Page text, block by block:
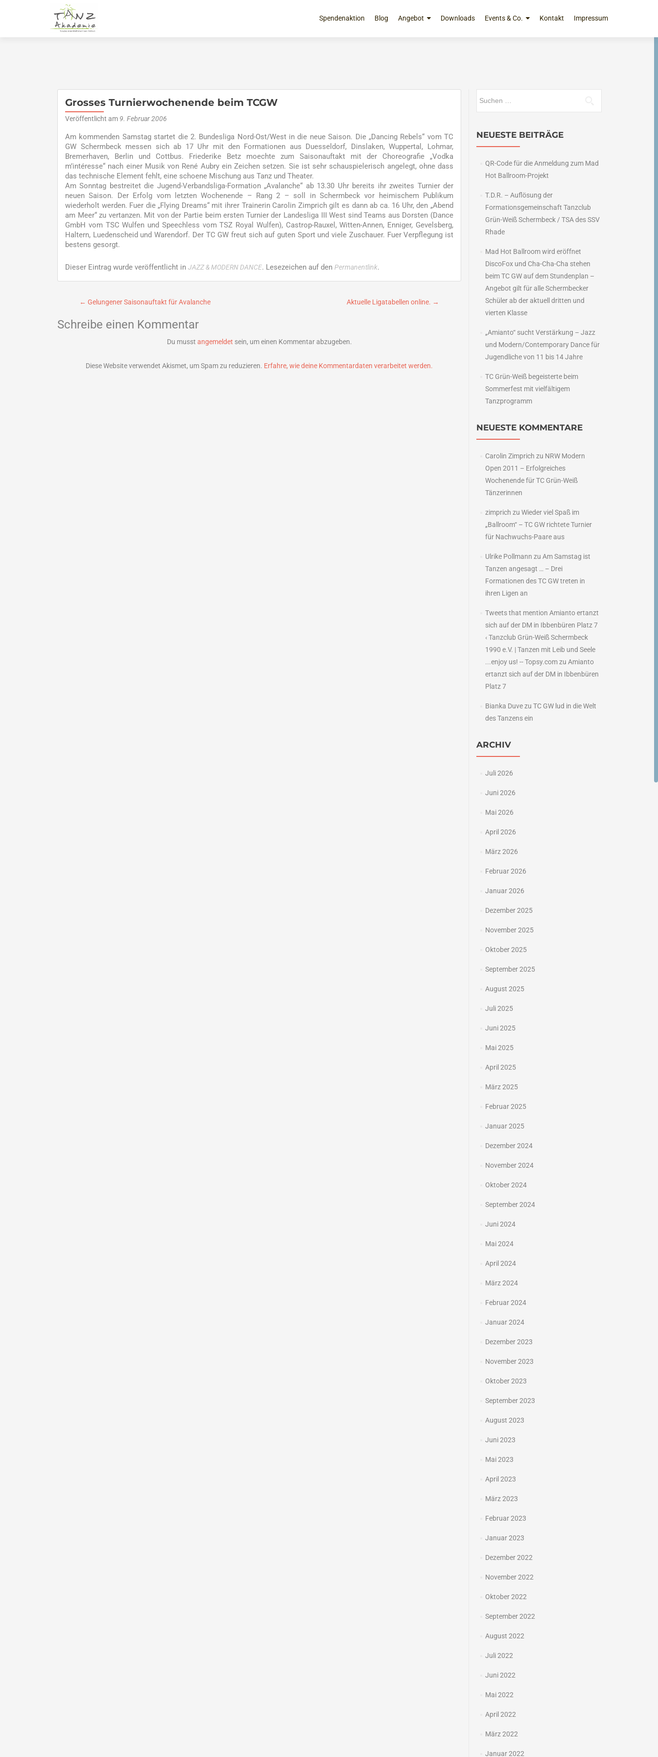
Inhalt
Spendenaktion Blog Angebot Downloads Events & Co. Kontakt Impressum
Grosses Turnierwochenende beim TCGW
Veröffentlicht am 9. Februar 2006
Am kommenden Samstag startet die 2. Bundesliga Nord-Ost/West in die neue Saison. Die „Dancing Rebels“ vom TC
GW Schermbeck messen sich ab 17 Uhr mit den Formationen aus Duesseldorf, Dinslaken, Wuppertal, Lohmar,
Bremerhaven, Berlin und Cottbus. Friederike Betz moechte zum Saisonauftakt mit der Choreografie „Vodka
m’intéresse“ nach einer Musik von René Aubry ein Zeichen setzen. Sie ist sehr schauspielerisch angelegt, ohne dass
das technische Element fehlt, eine schoene Mischung aus Tanz und Theater.
Am Sonntag bestreitet die Jugend-Verbandsliga-Formation „Avalanche“ ab 13.30 Uhr bereits ihr zweites Turnier der
neuen Saison. Der Erfolg vom letzten Wochenende – Rang 2 – soll in Schermbeck vor heimischem Publikum
wiederholt werden. Fuer die „Flying Dreams“ mit ihrer Trainerin Carolin Zimprich gilt es dann ab ca. 16 Uhr, den „Abend
am Meer“ zu vertanzen. Mit von der Partie beim ersten Turnier der Landesliga III West sind Teams aus Dorsten (Dance
GmbH vom TSC Wulfen und Speechless vom TSZ Royal Wulfen), Castrop-Rauxel, Witten-Annen, Enniger, Gevelsberg,
Haltern, Luedenscheid und Warendorf. Der TC GW freut sich auf guten Sport und viele Zuschauer. Fuer Verpflegung ist
bestens gesorgt.
Dieser Eintrag wurde veröffentlicht in JAZZ & MODERN DANCE. Lesezeichen auf den Permanentlink.
Beitragsnavigation
← Gelungener Saisonauftakt für Avalanche Aktuelle Ligatabellen online. →
Schreibe einen Kommentar
Du musst angemeldet sein, um einen Kommentar abzugeben.
Diese Website verwendet Akismet, um Spam zu reduzieren. Erfahre, wie deine Kommentardaten verarbeitet werden.
NEUESTE BEITRÄGE
QR-Code für die Anmeldung zum Mad
Hot Ballroom-Projekt
T.D.R. – Auflösung der
Formationsgemeinschaft Tanzclub
Grün-Weiß Schermbeck / TSA des SSV
Rhade
Mad Hot Ballroom wird eröffnet
DiscoFox und Cha-Cha-Cha stehen
beim TC GW auf dem Stundenplan –
Angebot gilt für alle Schermbecker
Schüler ab der aktuell dritten und
vierten Klasse
„Amianto“ sucht Verstärkung – Jazz
und Modern/Contemporary Dance für
Jugendliche von 11 bis 14 Jahre
TC Grün-Weiß begeisterte beim
Sommerfest mit vielfältigem
Tanzprogramm
NEUESTE KOMMENTARE
Carolin Zimprich zu NRW Modern
Open 2011 – Erfolgreiches
Wochenende für TC Grün-Weiß
Tänzerinnen
zimprich zu Wieder viel Spaß im
„Ballroom“ – TC GW richtete Turnier
für Nachwuchs-Paare aus
Ulrike Pollmann zu Am Samstag ist
Tanzen angesagt … – Drei
Formationen des TC GW treten in
ihren Ligen an
Tweets that mention Amianto ertanzt
sich auf der DM in Ibbenbüren Platz 7
‹ Tanzclub Grün-Weiß Schermbeck
1990 e.V. | Tanzen mit Leib und Seele
...enjoy us! -- Topsy.comzu Amianto
ertanzt sich auf der DM in Ibbenbüren
Platz 7
Bianka Duvezu TC GW lud in die Welt
des Tanzens ein
ARCHIV
Juli 2026
Juni 2026
Mai 2026
April 2026
März 2026
Februar 2026
Januar 2026
Dezember 2025
November 2025
Oktober 2025
September 2025
August 2025
Juli 2025
Juni 2025
Mai 2025
April 2025
März 2025
Februar 2025
Januar 2025
Dezember 2024
November 2024
Oktober 2024
September 2024
Juni 2024
Mai 2024
April 2024
März 2024
Februar 2024
Januar 2024
Dezember 2023
November 2023
Oktober 2023
September 2023
August 2023
Juni 2023
Mai 2023
April 2023
März 2023
Februar 2023
Januar 2023
Dezember 2022
November 2022
Oktober 2022
September 2022
August 2022
Juli 2022
Juni 2022
Mai 2022
April 2022
März 2022
Januar 2022